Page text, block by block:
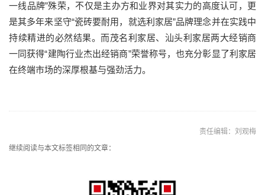
一线品牌”殊荣，不仅是主办方和业界对其实力的高度认可，更
是其多年来坚守“瓷砖要耐用，就选利家居”品牌理念并在实践中
持续精进的必然结果。而茂名利家居、汕头利家居两大经销商
一同获得“建陶行业杰出经销商”荣誉称号，也充分彰显了利家居
在终端市场的深厚根基与强劲活力。
责任编辑：刘观梅
继续阅读与本文标签相同的文章：